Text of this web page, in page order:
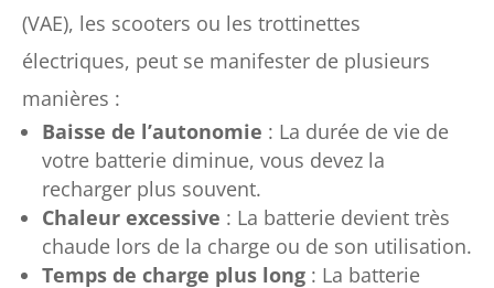
(VAE), les scooters ou les trottinettes
électriques, peut se manifester de plusieurs
manières :
Baisse de l’autonomie : La durée de vie de
votre batterie diminue, vous devez la
recharger plus souvent.
Chaleur excessive : La batterie devient très
chaude lors de la charge ou de son utilisation.
Temps de charge plus long : La batterie